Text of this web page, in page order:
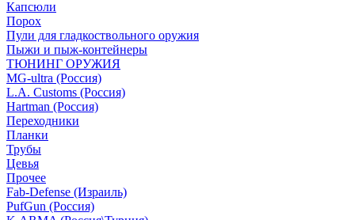
Капсюли
Порох
Пули для гладкоствольного оружия
Пыжи и пыж-контейнеры
ТЮНИНГ ОРУЖИЯ
MG-ultra (Россия)
L.A. Customs (Россия)
Hartman (Россия)
Переходники
Планки
Трубы
Цевья
Прочее
Fab-Defense (Израиль)
PufGun (Россия)